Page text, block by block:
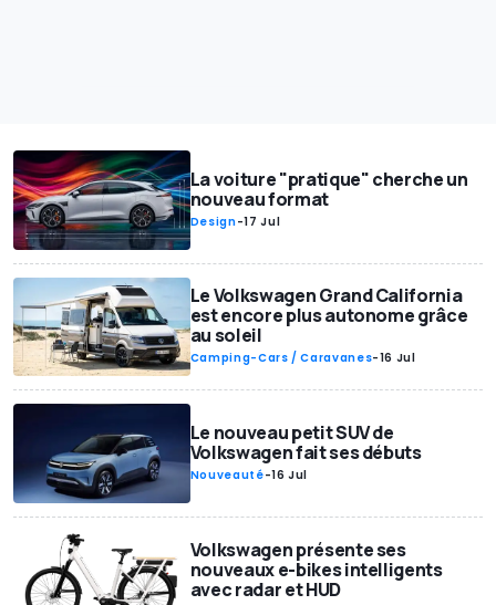
La voiture "pratique" cherche un
nouveau format
Design-17 Jul
Le Volkswagen Grand California
est encore plus autonome grâce
au soleil
Camping-Cars / Caravanes-16 Jul
Le nouveau petit SUV de
Volkswagen fait ses débuts
Nouveauté-16 Jul
Volkswagen présente ses
nouveaux e-bikes intelligents
avec radar et HUD